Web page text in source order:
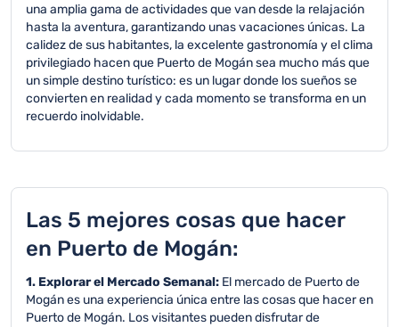
una amplia gama de actividades que van desde la relajación
hasta la aventura, garantizando unas vacaciones únicas. La
calidez de sus habitantes, la excelente gastronomía y el clima
privilegiado hacen que Puerto de Mogán sea mucho más que
un simple destino turístico: es un lugar donde los sueños se
convierten en realidad y cada momento se transforma en un
recuerdo inolvidable.
Las 5 mejores cosas que hacer
en Puerto de Mogán:
1. Explorar el Mercado Semanal: El mercado de Puerto de
Mogán es una experiencia única entre las cosas que hacer en
Puerto de Mogán. Los visitantes pueden disfrutar de